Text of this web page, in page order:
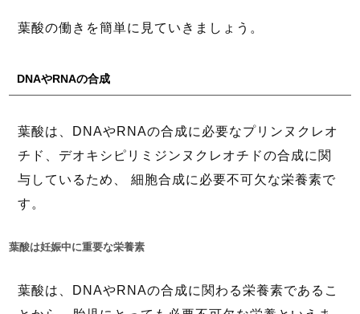
葉酸の働きを簡単に見ていきましょう。
DNAやRNAの合成
葉酸は、DNAやRNAの合成に必要なプリンヌクレオ
チド、デオキシピリミジンヌクレオチドの合成に関
与しているため、 細胞合成に必要不可欠な栄養素で
す。
葉酸は妊娠中に重要な栄養素
葉酸は、DNAやRNAの合成に関わる栄養素であるこ